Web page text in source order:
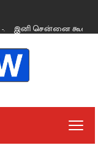
இனி சென்னை கூவம்,